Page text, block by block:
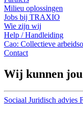
Milieu oplossingen
Jobs bij TRAXIO
Wie zijn wij
Help / Handleiding
Cao: Collectieve
Contact
Wij kunnen
Sociaal Juridisch advies